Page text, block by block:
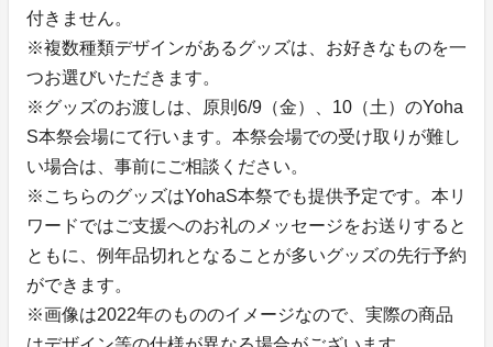
付きません。
※複数種類デザインがあるグッズは、お好きなものを一
つお選びいただきます。
※グッズのお渡しは、原則6/9（金）、10（土）のYoha
S本祭会場にて行います。本祭会場での受け取りが難し
い場合は、事前にご相談ください。
※こちらのグッズはYohaS本祭でも提供予定です。本リ
ワードではご支援へのお礼のメッセージをお送りすると
ともに、例年品切れとなることが多いグッズの先行予約
ができます。
※画像は2022年のもののイメージなので、実際の商品